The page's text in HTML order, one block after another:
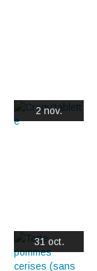
2 nov.
31 oct.